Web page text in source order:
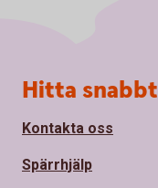
Sidfot
Hitta snabbt
Kontakta oss
Spärrhjälp